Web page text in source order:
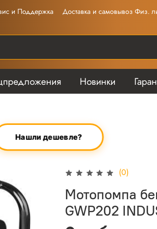
и Поддержка Доставка и самовывоз Физ.
Новинки
Нашли дешевле?
(0)
Мотопомпа
GWP202